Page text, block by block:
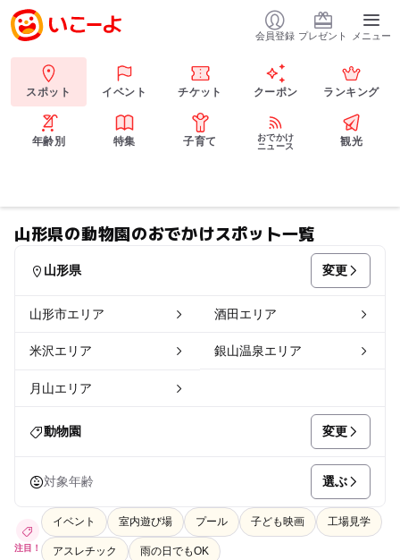
会員登録 プレゼント メニュー
スポット イベント チケット クーポン ランキング
年齢別 特集 子育て
おでかけ
ニュース
観光
山形県の動物園のおでかけスポット一覧
山形県 変更
山形市エリア 酒田エリア
米沢エリア 銀山温泉エリア
月山エリア
動物園 変更
対象年齢 選ぶ
注目！
イベント 室内遊び場 プール 子ども映画 工場見学
アスレチック 雨の日でもOK